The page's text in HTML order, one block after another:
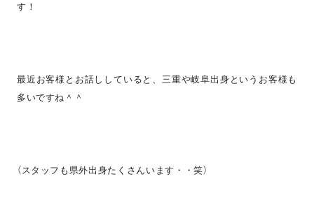
す！
最近お客様とお話ししていると、三重や岐阜出身というお客様も
多いですね＾＾
（スタッフも県外出身たくさんいます・・笑）